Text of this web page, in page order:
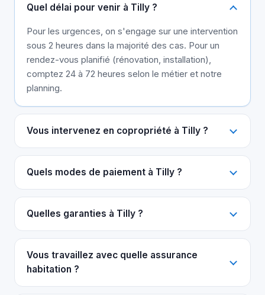
Quel délai pour venir à Tilly ?
Pour les urgences, on s'engage sur une intervention
sous 2 heures dans la majorité des cas. Pour un
rendez-vous planifié (rénovation, installation),
comptez 24 à 72 heures selon le métier et notre
planning.
Vous intervenez en copropriété à Tilly ?
Quels modes de paiement à Tilly ?
Quelles garanties à Tilly ?
Vous travaillez avec quelle assurance
habitation ?